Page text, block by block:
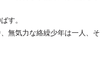
す。
無気力な絡繰少年は一人、そ